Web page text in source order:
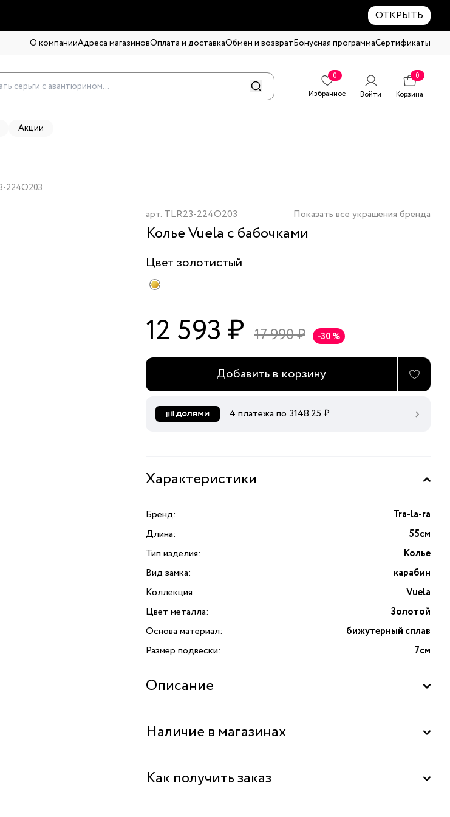
ОТКРЫТЬ
О компанииАдреса магазиновОплата и доставкаОбмен и возвратБонусная программаСертификаты
0
Избранное
Войти
0
Корзина
Акции
224O203
арт. TLR23-224O203 Показать все украшения бренда
Колье Vuela с бабочками
Цвет золотистый
12 593 ₽ 17 990 ₽ -30 %
Добавить в корзину
4 платежа по 3148.25 ₽
Характеристики
Бренд:
Tra-la-ra
Длина:
55см
Тип изделия:
Колье
Вид замка:
карабин
Коллекция:
Vuela
Цвет металла:
Золотой
Основа материал:
бижутерный сплав
Размер подвески:
7см
Описание
Наличие в магазинах
Центральный склад
Как получить заказ